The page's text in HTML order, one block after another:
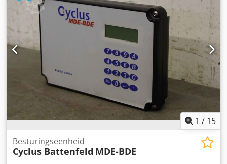
1 / 15
Besturingseenheid
Cyclus Battenfeld MDE-BDE